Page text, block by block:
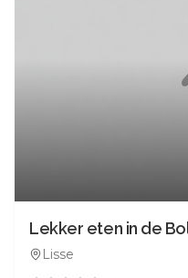
Lekker eten in de
Lisse